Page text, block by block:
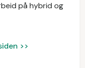
på hybrid og
>>